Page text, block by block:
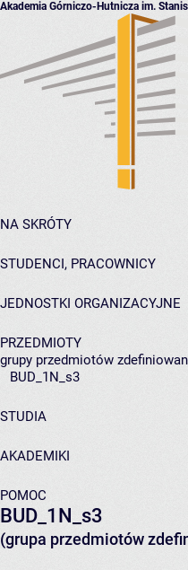
Akademia Górniczo-Hutnicza im.
NA SKRÓTY
STUDENCI, PRACOWNICY
JEDNOSTKI ORGANIZACYJNE
PRZEDMIOTY
grupy przedmiotów
BUD_1N_s3
STUDIA
AKADEMIKI
POMOC
BUD_1N_s3
(grupa przedmiotów